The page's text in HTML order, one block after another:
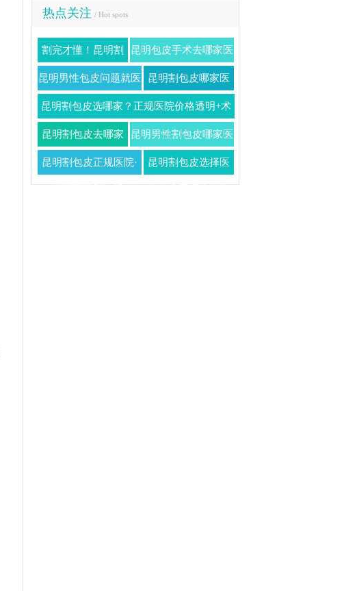
热点关注 / Hot spots
割完才懂！昆明割
包皮避坑全记录：
费用、疼痛、恢复
全流程大公开
昆明包皮手术去哪家医
院更注重就诊体验
昆明男性包皮问题就医
前准备事项说明
昆明割包皮哪家医
院好？排行榜+真实
价格一次看懂
昆明割包皮选哪家？正规医院价格透明+术
后恢复全指南
昆明割包皮去哪家
医院的交通位置更
优越好找？
昆明男性割包皮哪家医
院更专业不会让人失望
昆明割包皮正规医院·
三甲专家微创无痛·价
昆明割包皮选择医
院是否关注长期服